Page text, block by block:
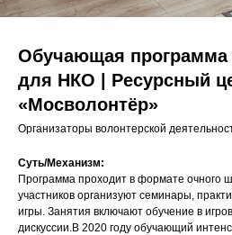
Обучающая программа
для НКО | Ресурсный
«Мосволонтёр»
Организаторы волонтерской
Суть/Механизм:
Программа проходит в формате очного
участников организуют семинары,
игры. Занятия включают обучение в
дискуссии.В 2020 году обучающий